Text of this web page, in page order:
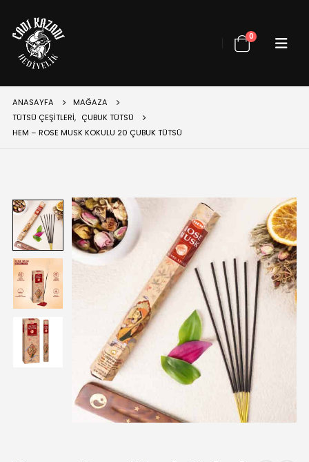
0
ANASAYFA
MAĞAZA
TÜTSÜ ÇEŞITLERI, ÇUBUK TÜTSÜ
HEM – ROSE MUSK KOKULU 20 ÇUBUK TÜTSÜ